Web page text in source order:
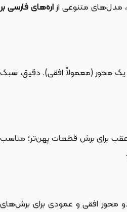
مدل‌های متنوعی ازاره‌های فارسی بر
یک محور (معمولاً افقی). دقیق، سبک
برای برش قطعات پهن‌تر؛ مناسب
محور افقی و عمودی برای برش‌های